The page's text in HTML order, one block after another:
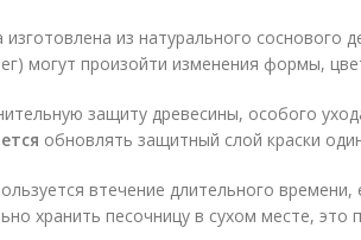
​​из натурального соснового
могут произойти изменения формы,
защиту древесины, особого
обновлять защитный слой краски
втечение длительного
хранить песочницу в сухом месте,